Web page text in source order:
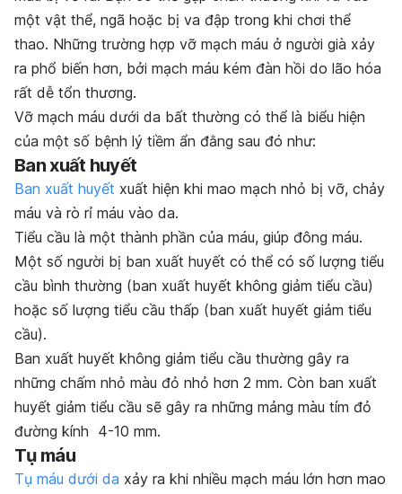
một vật thể, ngã hoặc bị va đập trong khi chơi thể
thao. Những trường hợp vỡ mạch máu ở người già xảy
ra phổ biến hơn, bởi mạch máu kém đàn hồi do lão hóa
rất dễ tổn thương.
Vỡ mạch máu dưới da bất thường có thể là biểu hiện
của một số bệnh lý tiềm ẩn đằng sau đó như:
Ban xuất huyết
Ban xuất huyết xuất hiện khi mao mạch nhỏ bị vỡ, chảy
máu và rò rỉ máu vào da.
Tiểu cầu là một thành phần của máu, giúp đông máu.
Một số người bị ban xuất huyết có thể có số lượng tiểu
cầu bình thường (ban xuất huyết không giảm tiểu cầu)
hoặc số lượng tiểu cầu thấp (ban xuất huyết giảm tiểu
cầu).
Ban xuất huyết không giảm tiểu cầu thường gây ra
những chấm nhỏ màu đỏ nhỏ hơn 2 mm. Còn ban xuất
huyết giảm tiểu cầu sẽ gây ra những mảng màu tím đỏ
đường kính 4-10 mm.
Tụ máu
Tụ máu dưới da xảy ra khi nhiều mạch máu lớn hơn mao